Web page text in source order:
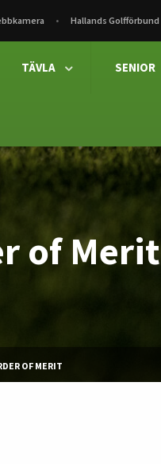
Hallands Golfförbund
TÄVLA  SENIOR
of Merit
OF MERIT